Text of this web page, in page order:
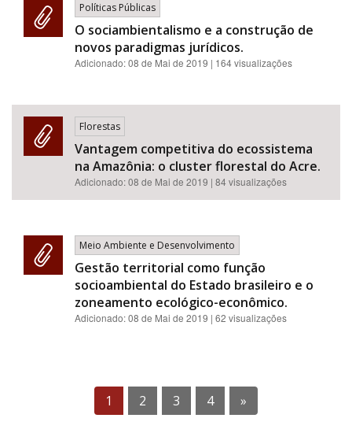
Políticas Públicas
O sociambientalismo e a construção de
novos paradigmas jurídicos.
Adicionado:08 de Mai de 2019 | 164 visualizações
Florestas
Vantagem competitiva do ecossistema
na Amazônia: o cluster florestal do Acre.
Adicionado:08 de Mai de 2019 | 84 visualizações
Meio Ambiente e Desenvolvimento
Gestão territorial como função
socioambiental do Estado brasileiro e o
zoneamento ecológico-econômico.
Adicionado:08 de Mai de 2019 | 62 visualizações
1 2 3 4 »